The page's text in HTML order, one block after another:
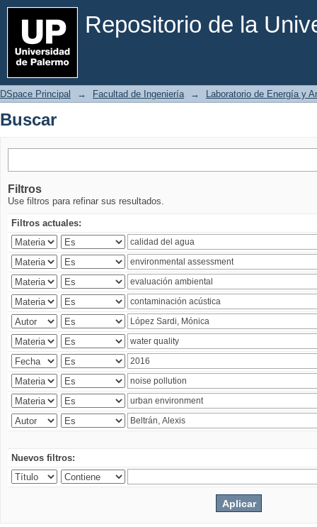
Repositorio de la
Buscar
DSpace Principal → Facultad de Ingeniería → Laboratorio de Energía y
Buscar
Filtros
Use filtros para refinar sus resultados.
Filtros actuales:
Nuevos filtros: